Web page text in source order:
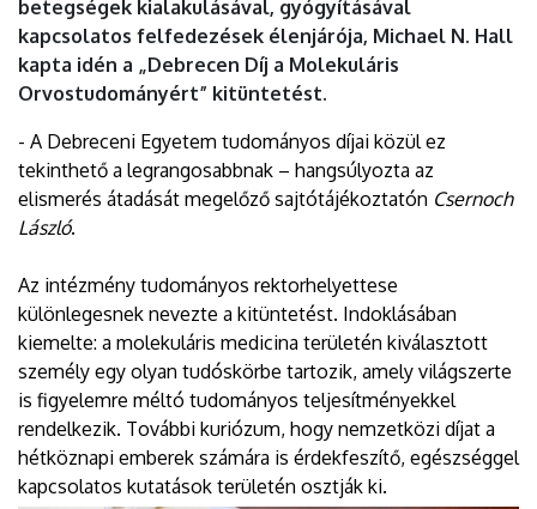
betegségek kialakulásával, gyógyításával
kapcsolatos felfedezések élenjárója, Michael N. Hall
kapta idén a „Debrecen Díj a Molekuláris
Orvostudományért” kitüntetést.
- A Debreceni Egyetem tudományos díjai közül ez
tekinthető a legrangosabbnak – hangsúlyozta az
elismerés átadását megelőző sajtótájékoztatón Csernoch
László.
Az intézmény tudományos rektorhelyettese
különlegesnek nevezte a kitüntetést. Indoklásában
kiemelte: a molekuláris medicina területén kiválasztott
személy egy olyan tudóskörbe tartozik, amely világszerte
is figyelemre méltó tudományos teljesítményekkel
rendelkezik. További kuriózum, hogy nemzetközi díjat a
hétköznapi emberek számára is érdekfeszítő, egészséggel
kapcsolatos kutatások területén osztják ki.